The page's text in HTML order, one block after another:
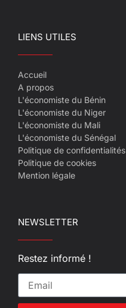
LIENS UTILES
Accueil
A propos
L'économiste du Bénin
L'économiste du Niger
L'économiste du Mali
L'économiste du Sénégal
Politique de confidentialités
Politique de cookies
Mention légale
NEWSLETTER
Restez informé !